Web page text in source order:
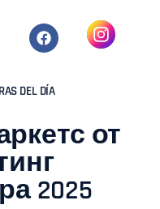
DEL DÍA
от
2025